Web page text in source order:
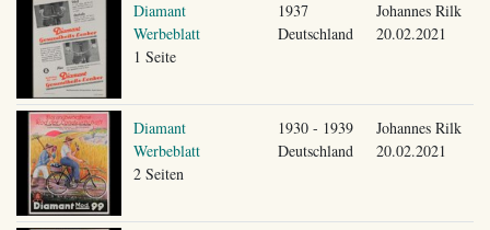
Diamant
Werbeblatt
1 Seite
1937
Deutschland
Johannes Rilk
20.02.2021
Diamant
Werbeblatt
2 Seiten
1930 - 1939
Deutschland
Johannes Rilk
20.02.2021